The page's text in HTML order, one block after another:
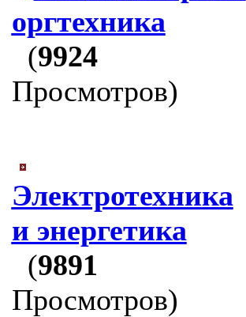
оргтехника
(9924
Просмотров)
Электротехника
и энергетика
(9891
Просмотров)